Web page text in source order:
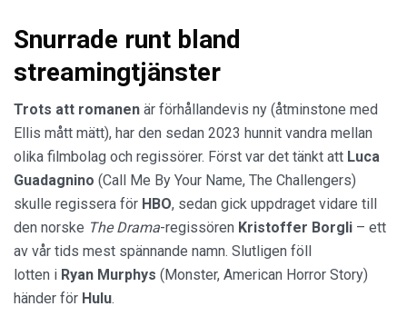
Snurrade runt bland
streamingtjänster
Trots att romanen är förhållandevis ny (åtminstone med
Ellis mått mätt), har den sedan 2023 hunnit vandra mellan
olika filmbolag och regissörer. Först var det tänkt att Luca
Guadagnino (Call Me By Your Name, The Challengers)
skulle regissera för HBO, sedan gick uppdraget vidare till
den norske The Drama-regissören Kristoffer Borgli – ett
av vår tids mest spännande namn. Slutligen föll
lotten i Ryan Murphys (Monster, American Horror Story)
händer för Hulu.